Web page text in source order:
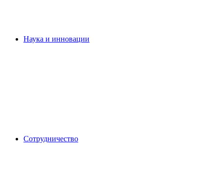
Наука и инновации
Сотрудничество